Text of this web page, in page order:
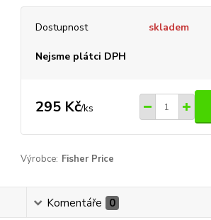
Dostupnost skladem
Nejsme plátci DPH
295 Kč/ks
Výrobce: Fisher Price
Komentáře 0